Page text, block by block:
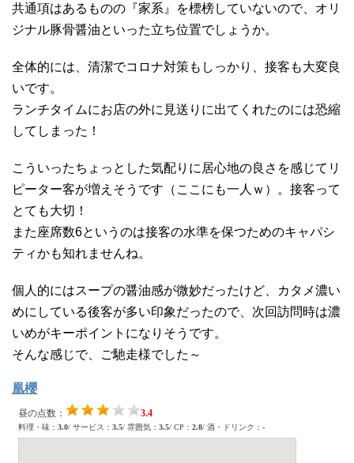
共通項はあるものの『家系』を標榜していないので、オリ
ジナル豚骨醤油といった立ち位置でしょうか。
全体的には、清潔でコロナ対策もしっかり、接客も大変良
いです。
ランチタイムにお店の外に見送りに出てくれたのには恐縮
してしまった！
こういったちょっとした気配りに居心地の良さを感じてリ
ピーター客が増えそうです（ここにも一人ｗ）。接客って
とても大切！
また座席数6というのは接客の水準を保つためのキャパシ
ティかも知れませんね。
個人的にはスープの醤油感が微妙だったけど、カタメ濃い
めにしている後客が多い印象だったので、次回訪問時は濃
いめがキーポイントになりそうです。
そんな感じで、ご馳走様でした～
凰櫻